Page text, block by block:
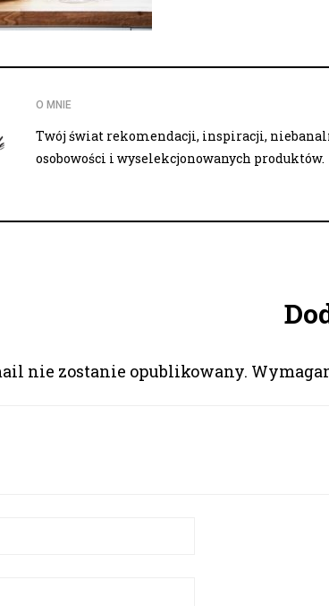
O MNIE
Twój świat rekomendacji, inspiracji,
osobowości i wyselekcjonowanych produktów.
nie zostanie opublikowany.